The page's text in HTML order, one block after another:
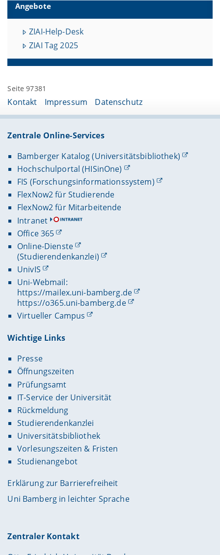
Angebote
ZIAI-Help-Desk
ZIAI Tag 2025
Seite 97381
Kontakt Impressum Datenschutz
Zentrale Online-Services
Bamberger Katalog (Universitätsbibliothek)
Hochschulportal (HISinOne)
FIS (Forschungsinformationssystem)
FlexNow2 für Studierende
FlexNow2 für Mitarbeitende
Intranet
Office 365
Online-Dienste
(Studierendenkanzlei)
UnivIS
Uni-Webmail:
https://mailex.uni-bamberg.de
https://o365.uni-bamberg.de
Virtueller Campus
Wichtige Links
Presse
Öffnungszeiten
Prüfungsamt
IT-Service der Universität
Rückmeldung
Studierendenkanzlei
Universitätsbibliothek
Vorlesungszeiten & Fristen
Studienangebot
Erklärung zur Barrierefreiheit
Uni Bamberg in leichter Sprache
Zentraler Kontakt